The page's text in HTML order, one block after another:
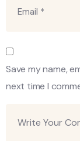
Save my name,
next time I